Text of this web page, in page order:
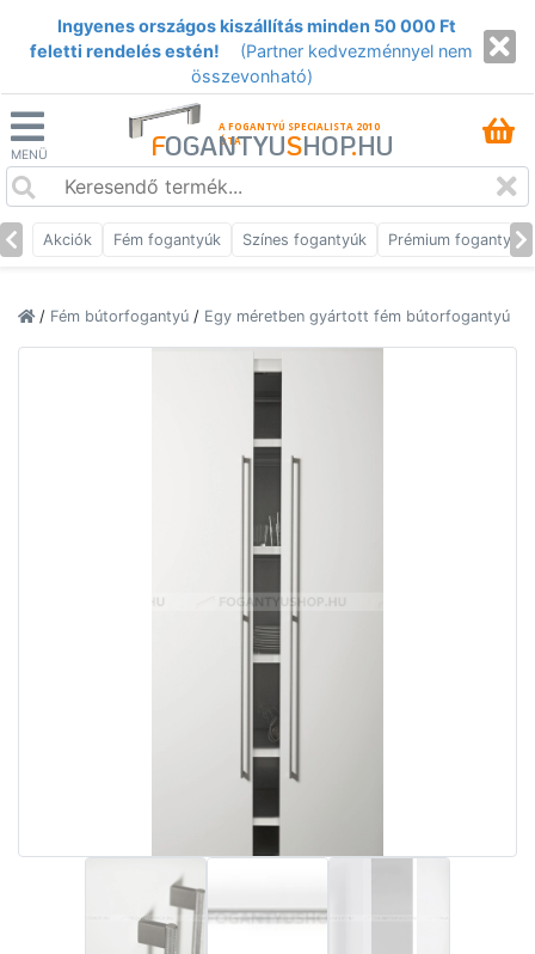
Ingyenes országos kiszállítás minden 50 000 Ft
feletti rendelés estén!
(Partner kedvezménnyel nem
összevonható)
MENÜ
A FOGANTYÚ SPECIALISTA 2010
ÓTA
FOGANTYUSHOP.HU
Akciók Fém fogantyúk Színes fogantyúk Prémium fogantyúk
/ Fém bútorfogantyú / Egy méretben gyártott fém bútorfogantyú